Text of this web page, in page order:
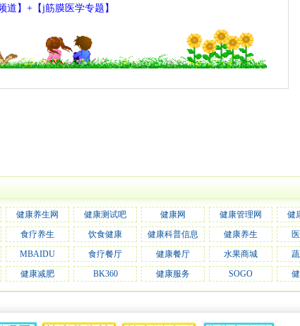
道】 + 【j筋膜医学专题 】
健康养生网 健康测试吧 健康网 健康管理网 健
食疗养生 饮食健康 健康科普信息 健康养生
MBAIDU 食疗餐厅 健康餐厅 水果商城
健康减肥 BK360 健康服务 SOGO